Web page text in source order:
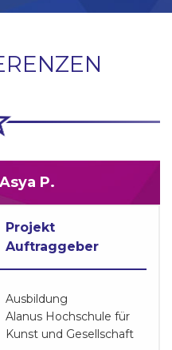
P.
Projekt
Auftraggeber
Ausbildung
Alanus Hochschule für
Kunst und Gesellschaft